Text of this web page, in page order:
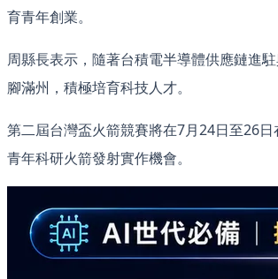
育青年創業。
周縣長表示，隨著台積電半導體供應鏈進
腳滿州，積極培育科技人才。
第二屆台灣盃火箭競賽將在7月24日至26
青年科研火箭發射實作機會。